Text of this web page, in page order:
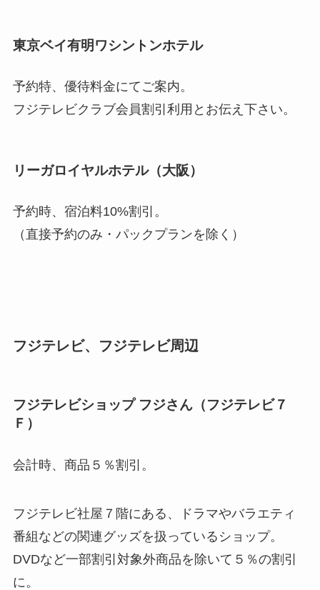
東京ベイ有明ワシントンホテル
予約特、優待料金にてご案内。
フジテレビクラブ会員割引利用とお伝え下さい。
リーガロイヤルホテル（大阪）
予約時、宿泊料10%割引。
（直接予約のみ・パックプランを除く）
フジテレビ、フジテレビ周辺
フジテレビショップ フジさん（フジテレビ７
Ｆ）
会計時、商品５％割引。
フジテレビ社屋７階にある、ドラマやバラエティ
番組などの関連グッズを扱っているショップ。
DVDなど一部割引対象外商品を除いて５％の割引
に。